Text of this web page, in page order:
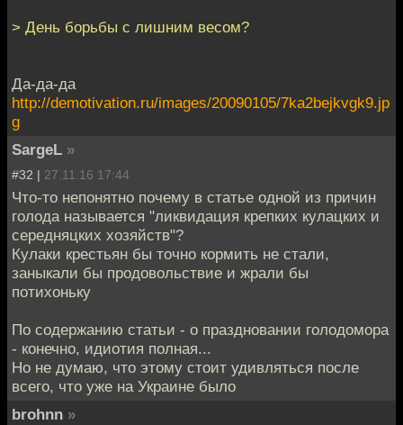
> День борьбы с лишним весом?
Да-да-да
http://demotivation.ru/images/20090105/7ka2bejkvgk9.jp
g
SargeL »
#32 | 27.11.16 17:44
Что-то непонятно почему в статье одной из причин
голода называется "ликвидация крепких кулацких и
середняцких хозяйств"?
Кулаки крестьян бы точно кормить не стали,
заныкали бы продовольствие и жрали бы
потихоньку
По содержанию статьи - о праздновании голодомора
- конечно, идиотия полная...
Но не думаю, что этому стоит удивляться после
всего, что уже на Украине было
brohnn »